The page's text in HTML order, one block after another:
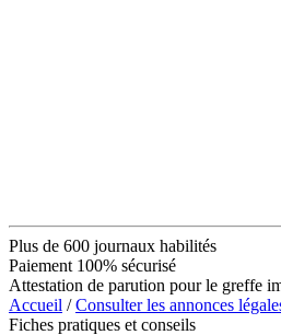
Plus de 600 journaux habilités
Paiement 100% sécurisé
Attestation de parution pour le greffe
Accueil /Consulter les annonces
Fiches pratiques et conseils